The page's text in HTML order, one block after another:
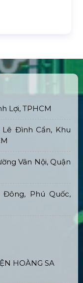
Lợi, TPHCM
Lê Đình Cẩn, Khu
Vân Nội, Quận
Đông, Phú Quốc,
HOÀNG SA